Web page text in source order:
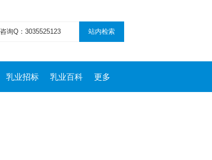
乳业招标 乳业百科 更多